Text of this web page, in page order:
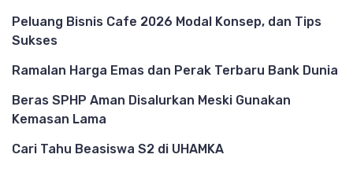
Peluang Bisnis Cafe 2026 Modal Konsep, dan Tips
Sukses
Ramalan Harga Emas dan Perak Terbaru Bank Dunia
Beras SPHP Aman Disalurkan Meski Gunakan
Kemasan Lama
Cari Tahu Beasiswa S2 di UHAMKA